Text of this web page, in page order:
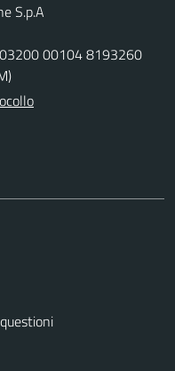
S.p.A
00104 8193260